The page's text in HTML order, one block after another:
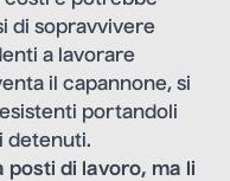
di sopravvivere
a lavorare
il capannone, si
portandoli
detenuti.
posti di lavoro, ma li